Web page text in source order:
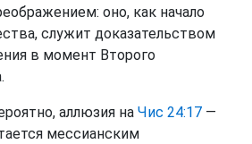
оно, как начало
служит доказательством
в момент Второго
аллюзия на Чис 24:17 —
мессианским